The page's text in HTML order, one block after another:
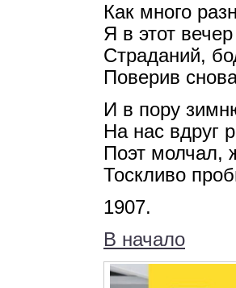
Как много
Я в этот
Страданий,
Поверив
И в пору
На нас вдруг
Поэт молчал,
Тоскливо
1907.
В начало